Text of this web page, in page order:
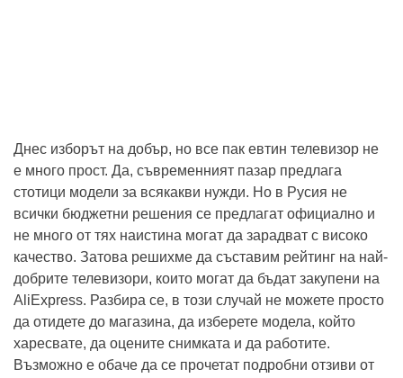
Днес изборът на добър, но все пак евтин телевизор не
е много прост. Да, съвременният пазар предлага
стотици модели за всякакви нужди. Но в Русия не
всички бюджетни решения се предлагат официално и
не много от тях наистина могат да зарадват с високо
качество. Затова решихме да съставим рейтинг на най-
добрите телевизори, които могат да бъдат закупени на
AliExpress. Разбира се, в този случай не можете просто
да отидете до магазина, да изберете модела, който
харесвате, да оцените снимката и да работите.